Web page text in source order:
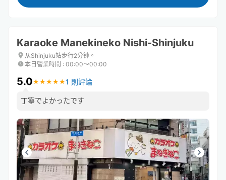
Karaoke Manekineko Nishi-Shinjuku
从Shinjuku站步行2分钟。
本日營業時間 : 00:00〜00:00
5.0★ ★ ★ ★ ★
★ ★ ★ ★ ★1 則評論
丁寧でよかったです